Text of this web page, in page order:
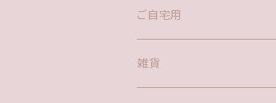
花束
花瓶
アレンジメント(置き型)
ご自宅用
花束
雑貨